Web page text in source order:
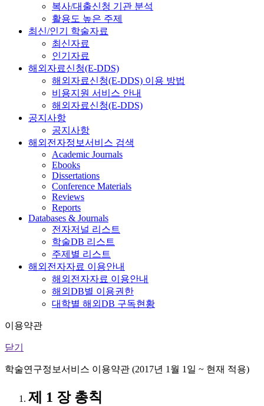
복사/대출신청 기관 분석
활용도 높은 주제
최신/인기 학술자료
최신자료
인기자료
해외자료신청(E-DDS)
해외자료신청(E-DDS) 이용 방법
비용지원 서비스 안내
해외자료신청(E-DDS)
공지사항
공지사항
해외전자정보서비스 검색
Academic Journals
Ebooks
Dissertations
Conference Materials
Reviews
Reports
Databases & Journals
전자저널 리스트
학술DB 리스트
주제별 리스트
해외전자자료 이용안내
해외전자자료 이용안내
해외DB별 이용권한
대학별 해외DB 구독현황
이용약관
닫기
학술연구정보서비스 이용약관 (2017년 1월 1일 ~ 현재 적용)
제 1 장 총칙